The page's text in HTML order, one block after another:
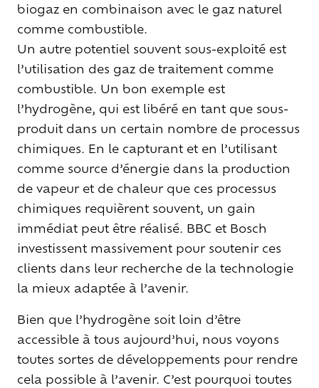
biogaz en combinaison avec le gaz naturel
comme combustible.
Un autre potentiel souvent sous-exploité est
l’utilisation des gaz de traitement comme
combustible. Un bon exemple est
l’hydrogène, qui est libéré en tant que sous-
produit dans un certain nombre de processus
chimiques. En le capturant et en l’utilisant
comme source d’énergie dans la production
de vapeur et de chaleur que ces processus
chimiques requièrent souvent, un gain
immédiat peut être réalisé. BBC et Bosch
investissent massivement pour soutenir ces
clients dans leur recherche de la technologie
la mieux adaptée à l’avenir.
Bien que l’hydrogène soit loin d’être
accessible à tous aujourd’hui, nous voyons
toutes sortes de développements pour rendre
cela possible à l’avenir. C’est pourquoi toutes